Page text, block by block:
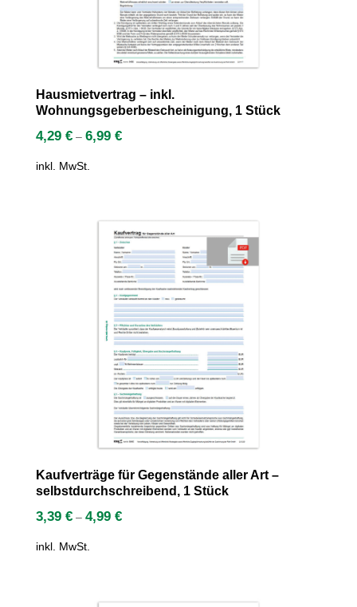
Hausmietvertrag – inkl.
Wohnungsgeberbescheinigung, 1 Stück
4,29 €– 6,99 €
inkl. MwSt.
Kaufverträge für Gegenstände aller Art –
selbstdurchschreibend, 1 Stück
3,39 €– 4,99 €
inkl. MwSt.